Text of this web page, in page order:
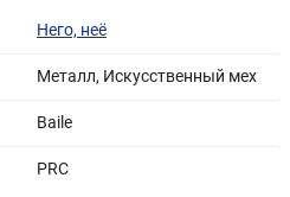
Него, неё
Металл, Искусственный мех
Baile
PRC